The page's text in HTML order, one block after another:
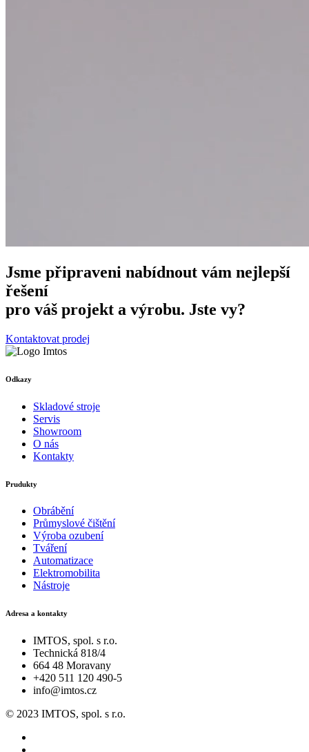
Jsme připraveni nabídnout vám nejlepší
řešení
pro váš projekt a výrobu. Jste vy?
Kontaktovat prodej
Odkazy
Skladové stroje
Servis
Showroom
O nás
Kontakty
Prudukty
Obrábění
Průmyslové čištění
Výroba ozubení
Tváření
Automatizace
Elektromobilita
Nástroje
Adresa a kontakty
IMTOS, spol. s r.o.
Technická 818/4
664 48 Moravany
+420 511 120 490-5
info@imtos.cz
© 2023 IMTOS, spol. s r.o.